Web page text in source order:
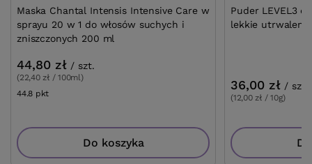
Maska Chantal Intensis Intensive Care w
sprayu 20 w 1 do włosów suchych i
zniszczonych 200 ml
44,80 zł / szt.
(22,40 zł / 100ml)
44.8 pkt
Do koszyka
Puder LEVEL3
lekkie
36,00 zł / szt.
(12,00 zł / 10g)